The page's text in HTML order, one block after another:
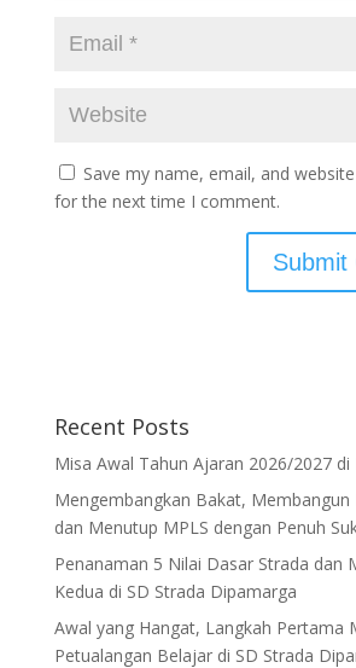
Save my name, email, and
for the next time I comment.
Recent Posts
Misa Awal Tahun Ajaran 2026/2027 di
Mengembangkan Bakat, Membangun
dan Menutup MPLS dengan Penuh
Penanaman 5 Nilai Dasar Strada dan
Kedua di SD Strada Dipamarga
Awal yang Hangat, Langkah Pertama
Petualangan Belajar di SD Strada